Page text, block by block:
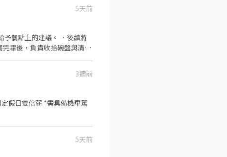
5天前
予餐點上的建議。 ．後續將
畢後，負責收拾碗盤與清理
3週前
5天前